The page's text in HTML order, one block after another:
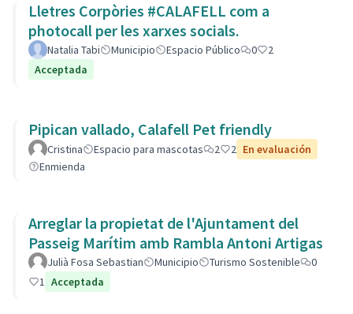
Lletres Corpòries #CALAFELL com a
photocall per les xarxes socials.
Natalia Tabi Municipio Espacio Público 0
2
Acceptada
Pipican vallado, Calafell Pet friendly
Cristina Espacio para mascotas 2 2 En evaluación
Enmienda
Arreglar la propietat de l'Ajuntament del
Passeig Marítim amb Rambla Antoni Artigas
Julià Fosa Sebastian Municipio Turismo Sostenible
0
1 Acceptada